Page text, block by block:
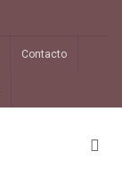
Contacto